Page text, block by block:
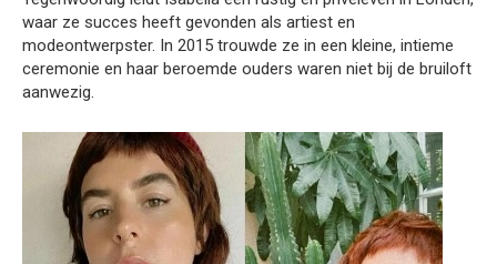
waar ze succes heeft gevonden als artiest en
modeontwerpster. In 2015 trouwde ze in een kleine, intieme
ceremonie en haar beroemde ouders waren niet bij de bruiloft
aanwezig.